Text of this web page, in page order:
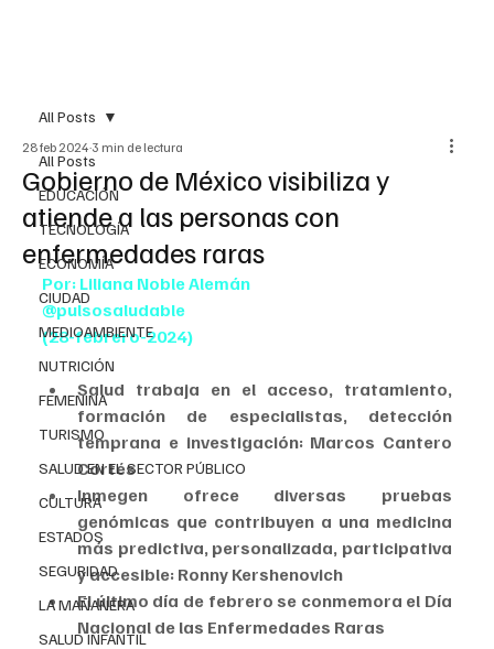
All Posts
EDUCACIÓN
TECNOLOGÍA
ECONOMÍA
CIUDAD
MEDIOAMBIENTE
NUTRICIÓN
FEMENINA
TURISMO
SALUD EN EL SECTOR PÚBLICO
CULTURA
ESTADOS
SEGURIDAD
LA MAÑANERA
SALUD INFANTIL
All Posts
Gobierno de México visibiliza y
atiende a las personas con
enfermedades raras
28 feb 2024 3 min de lectura
Por: Liliana Noble Alemán
@pulsosaludable
(28-febrero-2024)
Salud trabaja en el acceso, tratamiento,
formación de especialistas, detección
temprana e investigación: Marcos Cantero
Cortés
Inmegen ofrece diversas pruebas
genómicas que contribuyen a una medicina
más predictiva, personalizada, participativa
y accesible: Ronny Kershenovich
El último día de febrero se conmemora el Día
Nacional de las Enfermedades Raras